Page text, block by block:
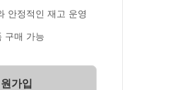
안정적인 재고 운영
구매 가능
가입